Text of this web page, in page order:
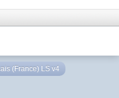
(France) LS v4